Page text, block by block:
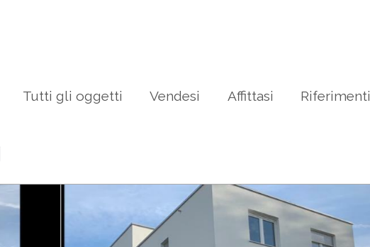
Tutti gli oggetti Vendesi Affittasi Riferimenti